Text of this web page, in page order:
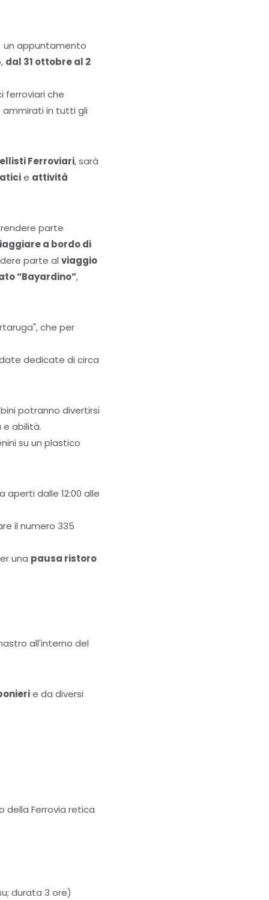
appuntamento
dal 31 ottobre al 2
ferroviari che
in tutti gli
Ferroviari, sarà
e attività
parte
a bordo di
parte al viaggio
“Bayardino”,
che per
dedicate di circa
potranno divertirsi
abilità.
su un plastico
aperti dalle 12:00 alle
il numero 335
una pausa ristoro
all'interno del
e da diversi
della Ferrovia retica
durata 3 ore)